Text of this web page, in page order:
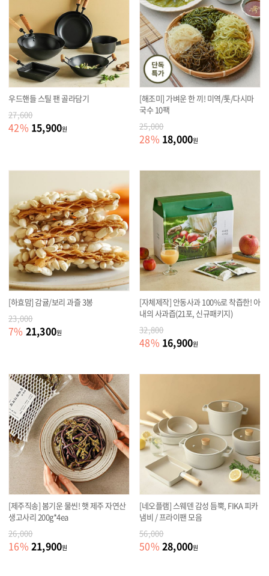
우드핸들 스틸 팬 골라담기
27,600
42% 15,900원
[해조미] 가벼운 한 끼! 미역/톳/다시마
국수 10팩
25,000
28% 18,000원
[하효맘] 감귤/보리 과즐 3봉
23,000
7% 21,300원
[자체제작] 안동사과 100%로 착즙한! 아
내의 사과즙(21포, 신규패키지)
32,800
48% 16,900원
[제주직송] 봄기운 물씬! 햇 제주 자연산
생고사리 200g*4ea
26,000
16% 21,900원
[네오플램] 스웨덴 감성 듬뿍, FIKA 피카
냄비 / 프라이팬 모음
56,000
50% 28,000원